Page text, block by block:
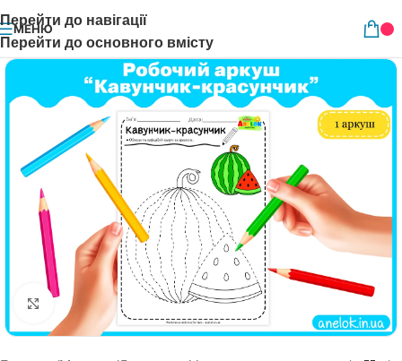
Перейти до навігації
Перейти до основного вмісту
МЕНЮ
Натисніть, щоб збільшити